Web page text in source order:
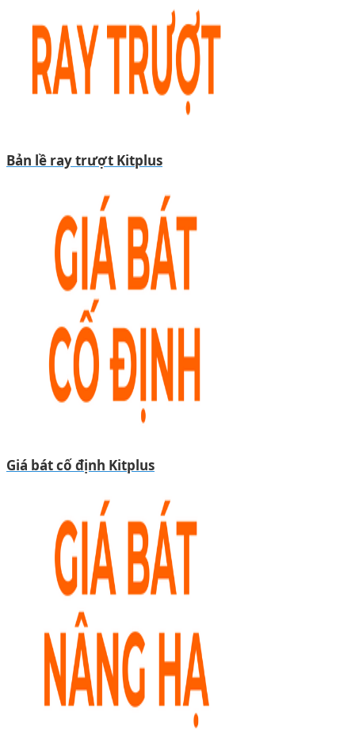
Bản lề ray trượt Kitplus
Giá bát cố định Kitplus